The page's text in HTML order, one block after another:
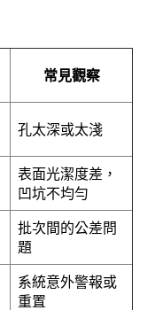
常見觀察
孔太深或太淺
表面光潔度差，
凹坑不均勻
批次間的公差問
題
系統意外警報或
重置